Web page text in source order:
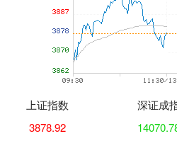
上证指数
3878.92
深证成